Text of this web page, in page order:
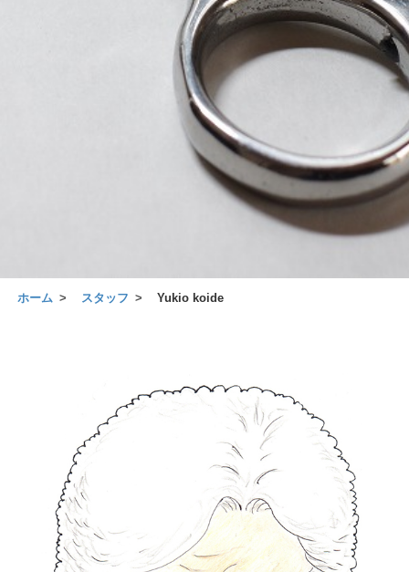
ホーム スタッフ Yukio koide